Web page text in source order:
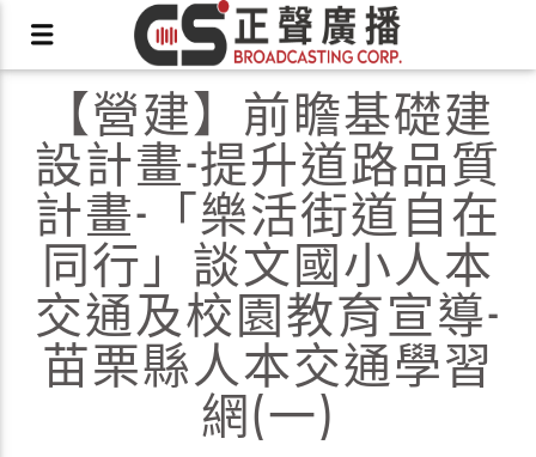
X
【營建】前瞻基礎建
設計畫-提升道路品質
計畫-「樂活街道自在
同行」談文國小人本
交通及校園教育宣導-
苗栗縣人本交通學習
網(一)